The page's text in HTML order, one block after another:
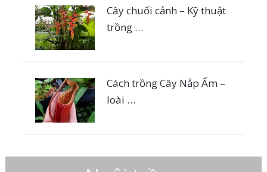
Cây chuối cảnh – Kỹ thuật
trồng …
Cách trồng Cây Nắp Ấm –
loài …